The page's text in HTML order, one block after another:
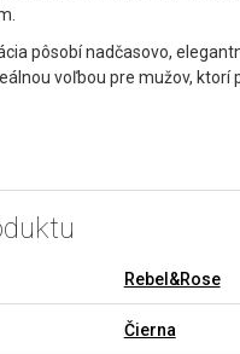
pôsobí nadčasovo,
voľbou pre mužov, ktorí
Rebel&Rose
Čierna